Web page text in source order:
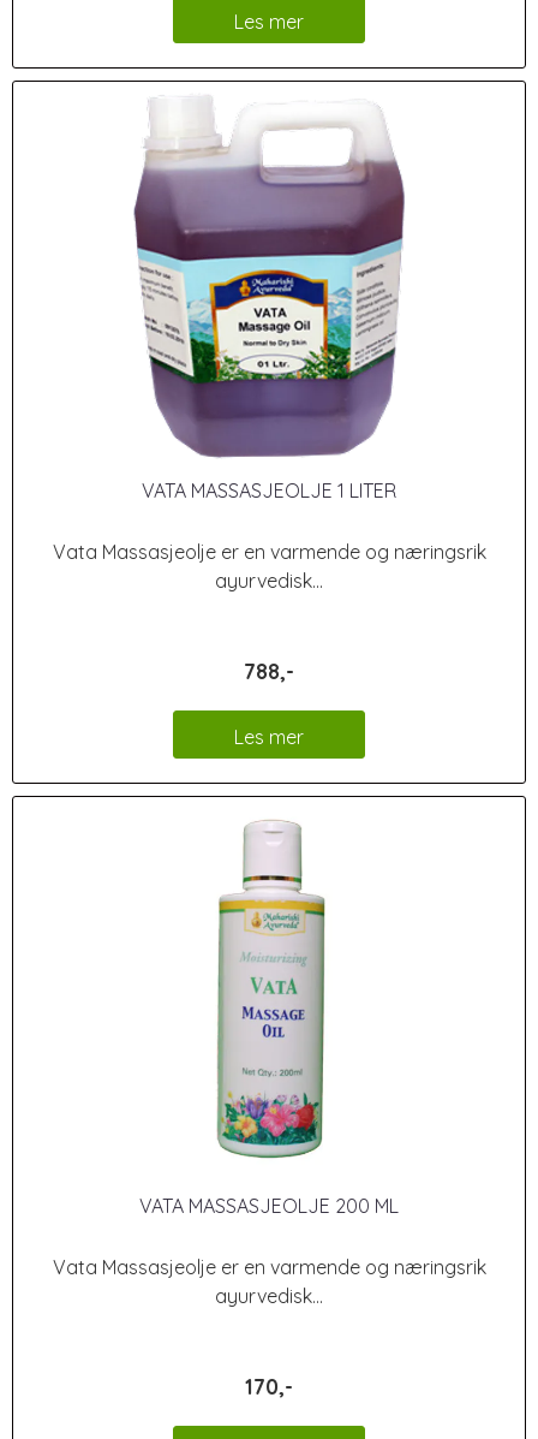
Les mer
VATA MASSASJEOLJE 1 LITER
Vata Massasjeolje er en varmende og næringsrik
ayurvedisk...
788,-
Les mer
VATA MASSASJEOLJE 200 ML
Vata Massasjeolje er en varmende og næringsrik
ayurvedisk...
170,-